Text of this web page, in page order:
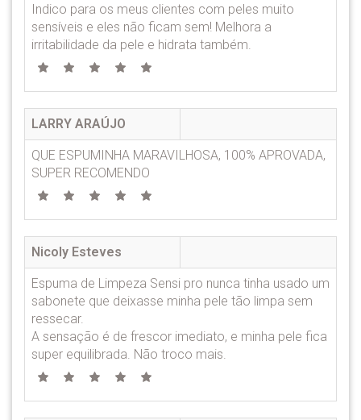
Indico para os meus clientes com peles muito
sensíveis e eles não ficam sem! Melhora a
irritabilidade da pele e hidrata também.
LARRY ARAÚJO
QUE ESPUMINHA MARAVILHOSA, 100% APROVADA,
SUPER RECOMENDO
Nicoly Esteves
Espuma de Limpeza Sensi pro nunca tinha usado um
sabonete que deixasse minha pele tão limpa sem
ressecar.
A sensação é de frescor imediato, e minha pele fica
super equilibrada. Não troco mais.